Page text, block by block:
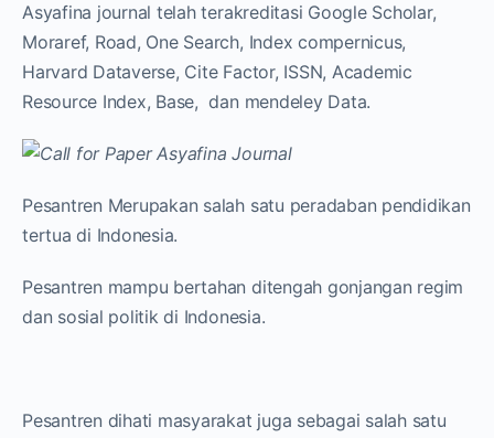
Asyafina journal telah terakreditasi Google Scholar,
Moraref, Road, One Search, Index compernicus,
Harvard Dataverse, Cite Factor, ISSN, Academic
Resource Index, Base, dan mendeley Data.
Pesantren Merupakan salah satu peradaban pendidikan
tertua di Indonesia.
Pesantren mampu bertahan ditengah gonjangan regim
dan sosial politik di Indonesia.
Pesantren dihati masyarakat juga sebagai salah satu